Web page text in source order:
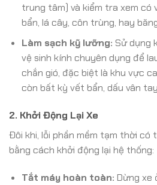
trung tâm) và kiểm tra xem có
bẩn, lá cây, côn trùng, hay
Làm sạch kỹ lưỡng: Sử dụng
vệ sinh kính chuyên dụng để
chắn gió, đặc biệt là khu vực
còn bất kỳ vết bẩn, dấu vân
2. Khởi Động Lại Xe
Đôi khi, lỗi phần mềm tạm thời có
bằng cách khởi động lại hệ thống:
Tắt máy hoàn toàn: Dừng xe